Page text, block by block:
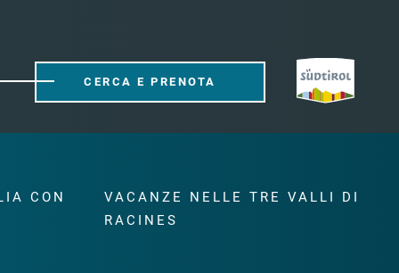
CERCA E PRENOTA
CON
VACANZE NELLE TRE VALLI DI
RACINES